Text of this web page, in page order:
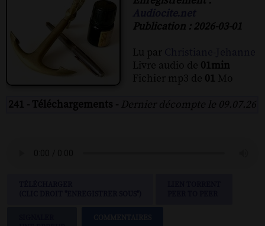
Publication : 2026-03-01
Lu par
Livre audio de 01min
Fichier mp3 de 01 Mo
241 - Téléchargements - Dernier décompte le 09.07.26